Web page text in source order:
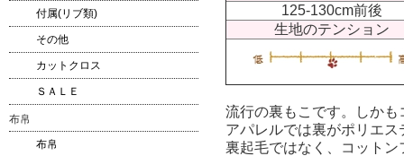
125-130cm前後
生地のテンション
流行の裏もこです。しか
アパレルでは裏がポリエ
裏起毛ではなく、コット
付属(リブ類)
その他
カットクロス
ＳＡＬＥ
布帛
布帛